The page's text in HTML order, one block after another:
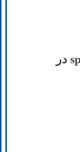
معایب استفاده از گزینه speed در